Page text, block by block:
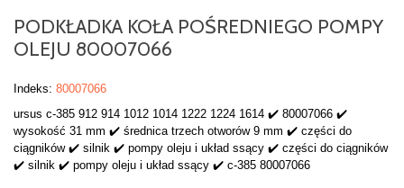
PODKŁADKA KOŁA POŚREDNIEGO POMPY
OLEJU 80007066
Indeks: 80007066
ursus c-385 912 914 1012 1014 1222 1224 1614 ✔️ 80007066 ✔️
wysokość 31 mm ✔️ średnica trzech otworów 9 mm ✔️ części do
ciągników ✔️ silnik ✔️ pompy oleju i układ ssący ✔️ części do ciągników
✔️ silnik ✔️ pompy oleju i układ ssący ✔️ c-385 80007066